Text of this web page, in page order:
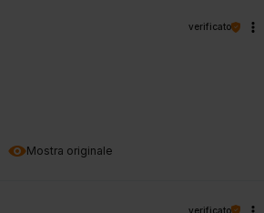
Mostra originale
verificato
verificato